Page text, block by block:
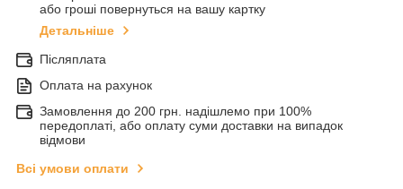
або гроші повернуться на вашу картку
Детальніше
Післяплата
Оплата на рахунок
Замовлення до 200 грн. надішлемо при 100%
передоплаті, або оплату суми доставки на випадок
відмови
Всі умови оплати